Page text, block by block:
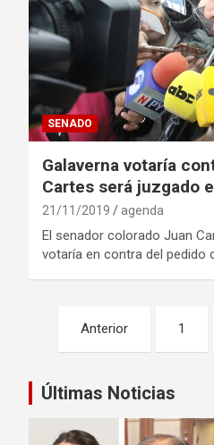
SENADO
Galaverna votaría
Cartes será juzgado
21/11/2019 agenda
El senador colorado Juan
votaría en contra del pedido
Navegación
de
entradas
Anterior 1
Últimas Noticias